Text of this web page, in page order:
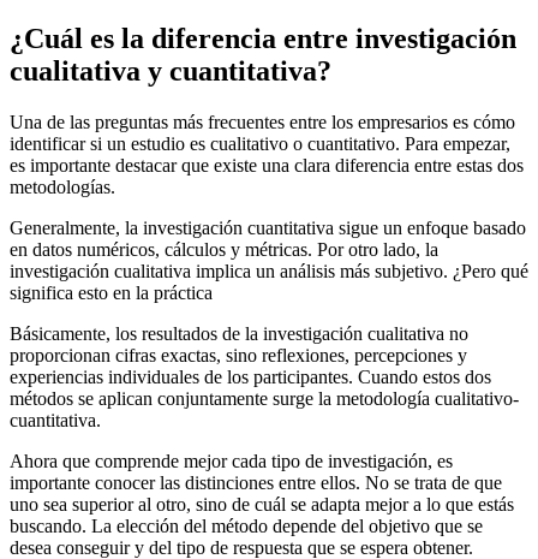
¿Cuál es la diferencia entre investigación
cualitativa y cuantitativa?
Una de las preguntas más frecuentes entre los empresarios es cómo
identificar si un estudio es cualitativo o cuantitativo. Para empezar,
es importante destacar que existe una clara diferencia entre estas dos
metodologías.
Generalmente, la investigación cuantitativa sigue un enfoque basado
en datos numéricos, cálculos y métricas. Por otro lado, la
investigación cualitativa implica un análisis más subjetivo. ¿Pero qué
significa esto en la práctica
Básicamente, los resultados de la investigación cualitativa no
proporcionan cifras exactas, sino reflexiones, percepciones y
experiencias individuales de los participantes. Cuando estos dos
métodos se aplican conjuntamente surge la metodología cualitativo-
cuantitativa.
Ahora que comprende mejor cada tipo de investigación, es
importante conocer las distinciones entre ellos. No se trata de que
uno sea superior al otro, sino de cuál se adapta mejor a lo que estás
buscando. La elección del método depende del objetivo que se
desea conseguir y del tipo de respuesta que se espera obtener.